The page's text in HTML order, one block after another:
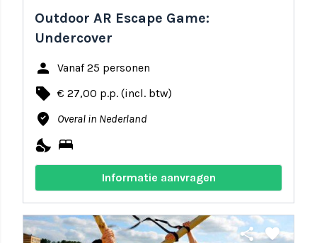
Outdoor AR Escape Game:
Undercover
person Vanaf 25 personen
local_offer € 27,00 p.p. (incl. btw)
where_to_vote Overal in Nederland
nights_stay bed
Informatie aanvragen
share favorite